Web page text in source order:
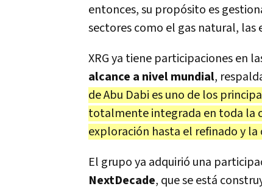
entonces, su propósito es
sectores como el gas natural, las
XRG ya tiene participaciones en
alcance a nivel mundial,
de Abu Dabi es uno de los
totalmente integrada en toda la
exploración hasta el refinado y
El grupo ya adquirió una
NextDecade, que se está